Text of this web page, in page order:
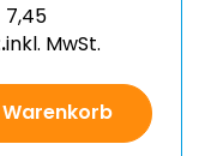
7,45
inkl. MwSt.
Warenkorb